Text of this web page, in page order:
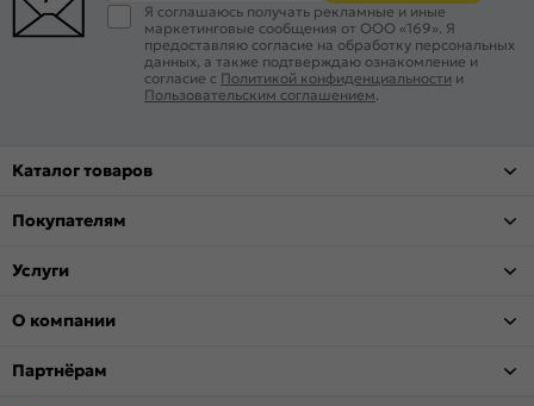
Я соглашаюсь получать рекламные и иные
маркетинговые сообщения от ООО «169». Я
предоставляю согласие на обработку персональных
данных, а также подтверждаю ознакомление и
согласие с Политикой конфиденциальности и
Пользовательским соглашением
Каталог товаров
Покупателям
Услуги
О компании
Партнёрам